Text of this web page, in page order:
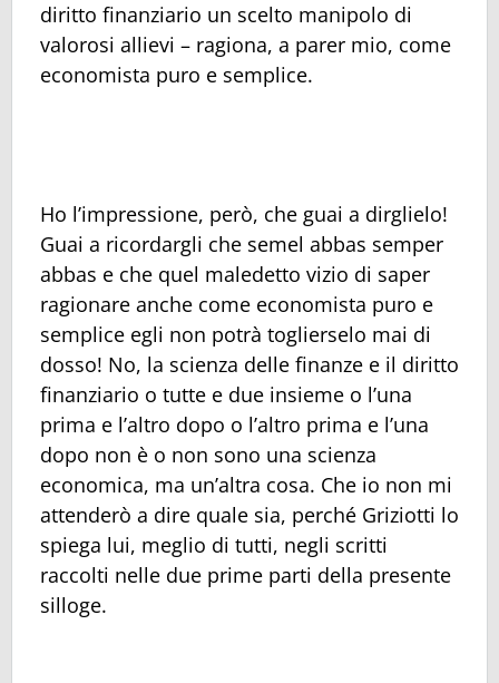
diritto finanziario un scelto manipolo di
valorosi allievi – ragiona, a parer mio, come
economista puro e semplice.
Ho l’impressione, però, che guai a dirglielo!
Guai a ricordargli che semel abbas semper
abbas e che quel maledetto vizio di saper
ragionare anche come economista puro e
semplice egli non potrà toglierselo mai di
dosso! No, la scienza delle finanze e il diritto
finanziario o tutte e due insieme o l’una
prima e l’altro dopo o l’altro prima e l’una
dopo non è o non sono una scienza
economica, ma un’altra cosa. Che io non mi
attenderò a dire quale sia, perché Griziotti lo
spiega lui, meglio di tutti, negli scritti
raccolti nelle due prime parti della presente
silloge.